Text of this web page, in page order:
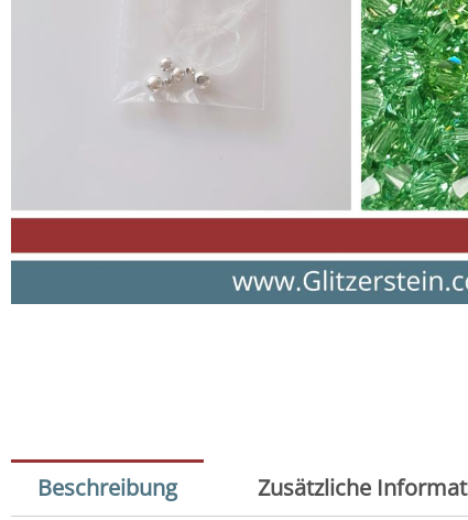
Beschreibung Zusätzliche